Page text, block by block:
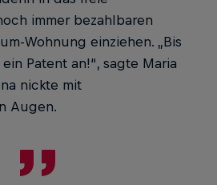
immer bezahlbaren
Wohnung einziehen. „Bis
Patent an!“, sagte Maria
nickte mit
Augen.